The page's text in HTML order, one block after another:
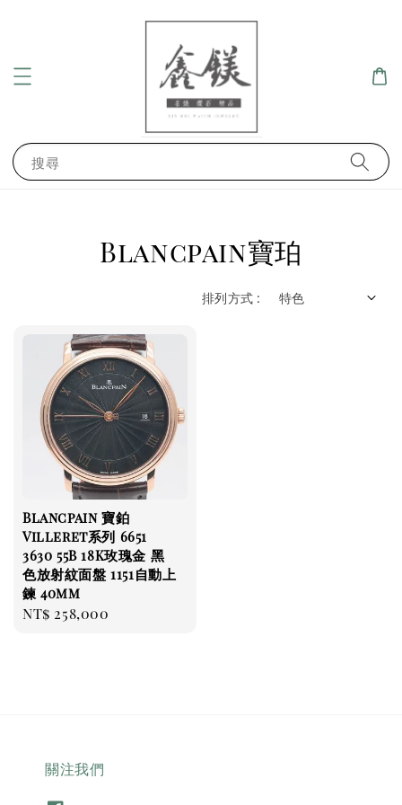
搜尋
Blancpain寶珀
排列方式 :
Blancpain 寶鉑
Villeret系列 6651
3630 55B 18K玫瑰金 黑
色放射紋面盤 1151自動上
鍊 40mm
Regular
NT$ 258,000
關注我們